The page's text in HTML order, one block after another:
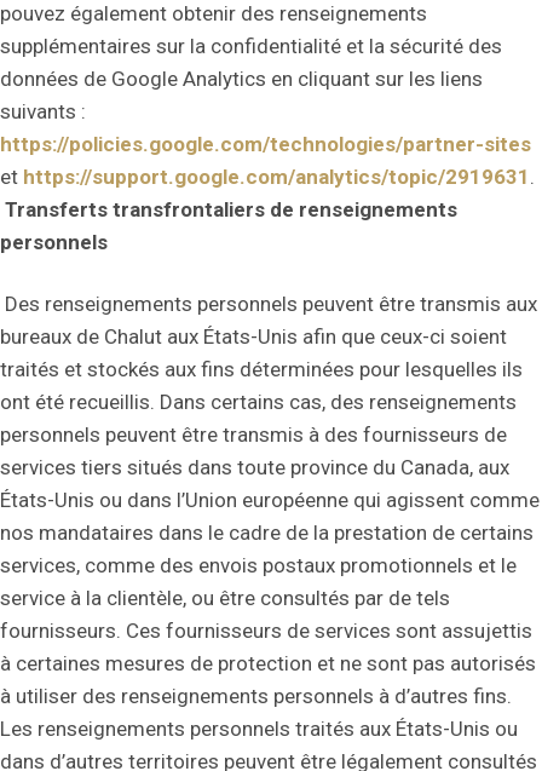
pouvez également obtenir des renseignements
supplémentaires sur la confidentialité et la sécurité des
données de Google Analytics en cliquant sur les liens
suivants :
https://policies.google.com/technologies/partner-sites
et https://support.google.com/analytics/topic/2919631 .
Transferts transfrontaliers de renseignements
personnels
Des renseignements personnels peuvent être transmis aux
bureaux de Chalut aux États-Unis afin que ceux-ci soient
traités et stockés aux fins déterminées pour lesquelles ils
ont été recueillis. Dans certains cas, des renseignements
personnels peuvent être transmis à des fournisseurs de
services tiers situés dans toute province du Canada, aux
États-Unis ou dans l’Union européenne qui agissent comme
nos mandataires dans le cadre de la prestation de certains
services, comme des envois postaux promotionnels et le
service à la clientèle, ou être consultés par de tels
fournisseurs. Ces fournisseurs de services sont assujettis
à certaines mesures de protection et ne sont pas autorisés
à utiliser des renseignements personnels à d’autres fins.
Les renseignements personnels traités aux États-Unis ou
dans d’autres territoires peuvent être légalement consultés